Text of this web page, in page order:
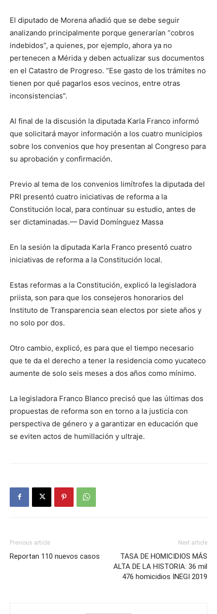
El diputado de Morena añadió que se debe seguir
analizando principalmente porque generarían “cobros
indebidos”, a quienes, por ejemplo, ahora ya no
pertenecen a Mérida y deben actualizar sus documentos
en el Catastro de Progreso. “Ese gasto de los trámites no
tienen por qué pagarlos esos vecinos, entre otras
inconsistencias”.
Al final de la discusión la diputada Karla Franco informó
que solicitará mayor información a los cuatro municipios
sobre los convenios que hoy presentan al Congreso para
su aprobación y confirmación.
Previo al tema de los convenios limítrofes la diputada del
PRI presentó cuatro iniciativas de reforma a la
Constitución local, para continuar su estudio, antes de
ser dictaminadas.— David Domínguez Massa
En la sesión la diputada Karla Franco presentó cuatro
iniciativas de reforma a la Constitución local.
Estas reformas a la Constitución, explicó la legisladora
priista, son para que los consejeros honorarios del
Instituto de Transparencia sean electos por siete años y
no solo por dos.
Otro cambio, explicó, es para que el tiempo necesario
que te da el derecho a tener la residencia como yucateco
aumente de solo seis meses a dos años como mínimo.
La legisladora Franco Blanco precisó que las últimas dos
propuestas de reforma son en torno a la justicia con
perspectiva de género y a garantizar en educación que
se eviten actos de humillación y ultraje.
Previous article
Reportan 110 nuevos casos
Next article
TASA DE HOMICIDIOS MÁS
ALTA DE LA HISTORIA: 36 mil
476 homicidios INEGI 2019